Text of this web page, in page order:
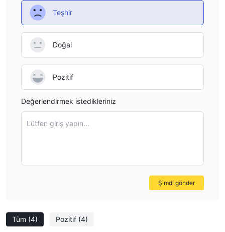
etmektedir. Ancak, transfer işleme süreleri ve ilişkili ücretler
bilinmemektedir.
Tüm (4) Pozitif (4)
Teşhir
Doğal
Pozitif
Değerlendirmek istedikleriniz
Lütfen giriş yapın...
Şimdi gönder